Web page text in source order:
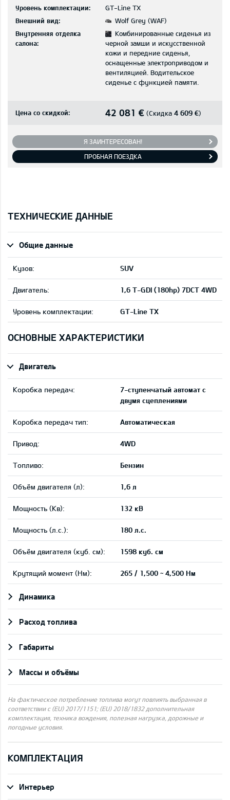
Уровень комплектации:
GT-Line TX
Внешний вид:
Wolf Grey (WAF)
Внутренняя отделка
салона:
Комбинированные сиденья из
черной замши и искусственной
кожи и передние сиденья,
оснащенные электроприводом и
вентиляцией. Водительское
сиденье с функцией памяти.
Цена со скидкой: 42 081 € (Скидка 4 609 €)
Я ЗАИНТЕРЕСОВАН!
ПРОБНАЯ ПОЕЗДКА
ТЕХНИЧЕСКИЕ ДАННЫЕ
Общие данные
Кузов: SUV
Двигатель: 1,6 T-GDI (180hp) 7DCT 4WD
Уровень комплектации: GT-Line TX
ОСНОВНЫЕ ХАРАКТЕРИСТИКИ
Двигатель
Коробка передач:
7-ступенчатый автомат с
двумя сцеплениями
Коробка передач тип: Автоматическая
Привод: 4WD
Tопливо: Бензин
Объём двигателя (л): 1,6 л
Мощность (Кв): 132 кВ
Мощность (л.с.): 180 л.с.
Объём двигателя (куб. см): 1598 куб. см
Крутящий момент (Нм): 265 / 1,500 ~ 4,500 Нм
Динамика
Pасход топлива
Габариты
Массы и объёмы
На фактическое потребление топлива могут повлиять выбранная в
соответствии с (EU) 2017/1151; (EU) 2018/1832 дополнительная
комплектация, техника вождения, полезная нагрузка, дорожные и
погодные условия.
КОМПЛЕКТАЦИЯ
Интерьер